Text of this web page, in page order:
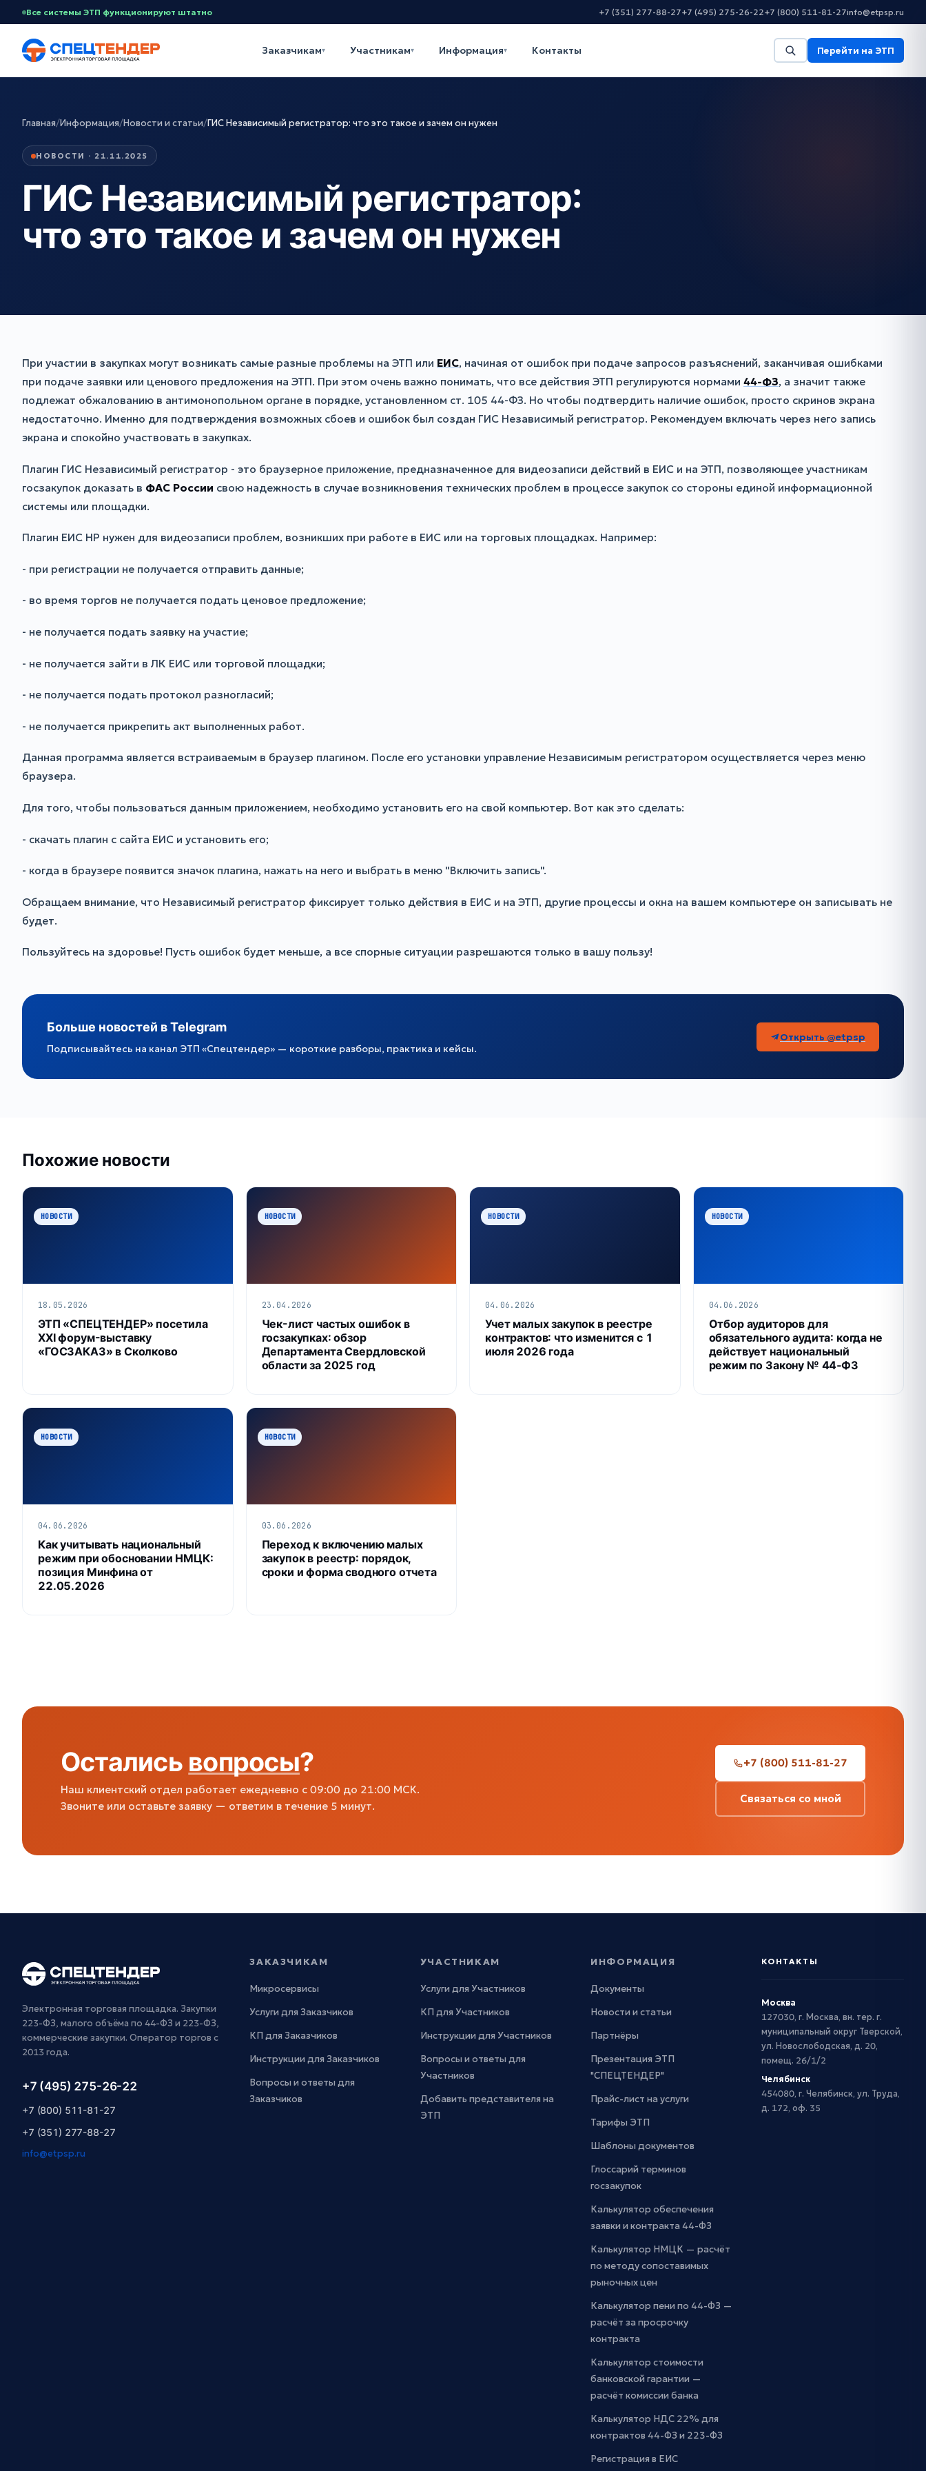
Все системы ЭТП функционируют штатно +7 (351) 277-88-27+7 (495) 275-26-22+7 (800) 511-81-27info@etpsp.ru
Заказчикам▾ Участникам▾ Информация▾ Контакты Перейти на ЭТП
Главная/Информация/Новости и статьи/ГИС Независимый регистратор: что это такое и зачем он нужен
НОВОСТИ · 21.11.2025
ГИС Независимый регистратор:
что это такое и зачем он нужен
При участии в закупках могут возникать самые разные проблемы на ЭТП или ЕИС, начиная от ошибок при подаче запросов разъяснений, заканчивая ошибками
при подаче заявки или ценового предложения на ЭТП. При этом очень важно понимать, что все действия ЭТП регулируются нормами 44-ФЗ, а значит также
подлежат обжалованию в антимонопольном органе в порядке, установленном ст. 105 44-ФЗ. Но чтобы подтвердить наличие ошибок, просто скринов экрана
недостаточно. Именно для подтверждения возможных сбоев и ошибок был создан ГИС Независимый регистратор. Рекомендуем включать через него запись
экрана и спокойно участвовать в закупках.
Плагин ГИС Независимый регистратор - это браузерное приложение, предназначенное для видеозаписи действий в ЕИС и на ЭТП, позволяющее участникам
госзакупок доказать в ФАС России свою надежность в случае возникновения технических проблем в процессе закупок со стороны единой информационной
системы или площадки.
Плагин ЕИС НР нужен для видеозаписи проблем, возникших при работе в ЕИС или на торговых площадках. Например:
- при регистрации не получается отправить данные;
- во время торгов не получается подать ценовое предложение;
- не получается подать заявку на участие;
- не получается зайти в ЛК ЕИС или торговой площадки;
- не получается подать протокол разногласий;
- не получается прикрепить акт выполненных работ.
Данная программа является встраиваемым в браузер плагином. После его установки управление Независимым регистратором осуществляется через меню
браузера.
Для того, чтобы пользоваться данным приложением, необходимо установить его на свой компьютер. Вот как это сделать:
- скачать плагин с сайта ЕИС и установить его;
- когда в браузере появится значок плагина, нажать на него и выбрать в меню "Включить запись".
Обращаем внимание, что Независимый регистратор фиксирует только действия в ЕИС и на ЭТП, другие процессы и окна на вашем компьютере он записывать не
будет.
Пользуйтесь на здоровье! Пусть ошибок будет меньше, а все спорные ситуации разрешаются только в вашу пользу!
Больше новостей в Telegram
Подписывайтесь на канал ЭТП «Спецтендер» — короткие разборы, практика и кейсы.
Открыть @etpsp
Похожие новости
НОВОСТИ
18.05.2026
ЭТП «СПЕЦТЕНДЕР» посетила
XXI форум-выставку
«ГОСЗАКАЗ» в Сколково
НОВОСТИ
23.04.2026
Чек-лист частых ошибок в
госзакупках: обзор
Департамента Свердловской
области за 2025 год
НОВОСТИ
04.06.2026
Учет малых закупок в реестре
контрактов: что изменится с 1
июля 2026 года
НОВОСТИ
04.06.2026
Отбор аудиторов для
обязательного аудита: когда не
действует национальный
режим по Закону № 44‑ФЗ
НОВОСТИ
04.06.2026
Как учитывать национальный
режим при обосновании НМЦК:
позиция Минфина от
22.05.2026
НОВОСТИ
03.06.2026
Переход к включению малых
закупок в реестр: порядок,
сроки и форма сводного отчета
Остались вопросы?
Наш клиентский отдел работает ежедневно с 09:00 до 21:00 МСК.
Звоните или оставьте заявку — ответим в течение 5 минут.
+7 (800) 511-81-27
Связаться со мной
Электронная торговая площадка. Закупки
223-ФЗ, малого объёма по 44-ФЗ и 223-ФЗ,
коммерческие закупки. Оператор торгов с
2013 года.
+7 (495) 275-26-22
+7 (800) 511-81-27
+7 (351) 277-88-27
info@etpsp.ru
ЗАКАЗЧИКАМ
Микросервисы
Услуги для Заказчиков
КП для Заказчиков
Инструкции для Заказчиков
Вопросы и ответы для
Заказчиков
УЧАСТНИКАМ
Услуги для Участников
КП для Участников
Инструкции для Участников
Вопросы и ответы для
Участников
Добавить представителя на
ЭТП
ИНФОРМАЦИЯ
Документы
Новости и статьи
Партнёры
Презентация ЭТП
"СПЕЦТЕНДЕР"
Прайс-лист на услуги
Тарифы ЭТП
Шаблоны документов
Глоссарий терминов
госзакупок
Калькулятор обеспечения
заявки и контракта 44-ФЗ
Калькулятор НМЦК — расчёт
по методу сопоставимых
рыночных цен
Калькулятор пени по 44-ФЗ —
расчёт за просрочку
контракта
Калькулятор стоимости
банковской гарантии —
расчёт комиссии банка
Калькулятор НДС 22% для
контрактов 44-ФЗ и 223-ФЗ
Регистрация в ЕИС
КОНТАКТЫ
Москва
127030, г. Москва, вн. тер. г.
муниципальный округ Тверской,
ул. Новослободская, д. 20,
помещ. 26/1/2
Челябинск
454080, г. Челябинск, ул. Труда,
д. 172, оф. 35